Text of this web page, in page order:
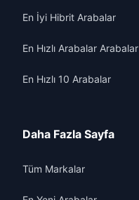
En İyi Hibrit Arabalar
En Hızlı Arabalar Arabalar
En Hızlı 10 Arabalar
Daha Fazla Sayfa
Tüm Markalar